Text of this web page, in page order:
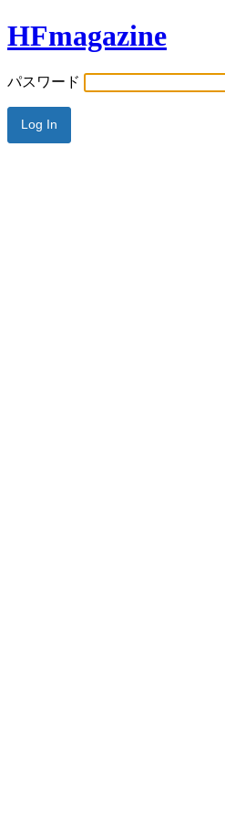
HFmagazine
パスワード